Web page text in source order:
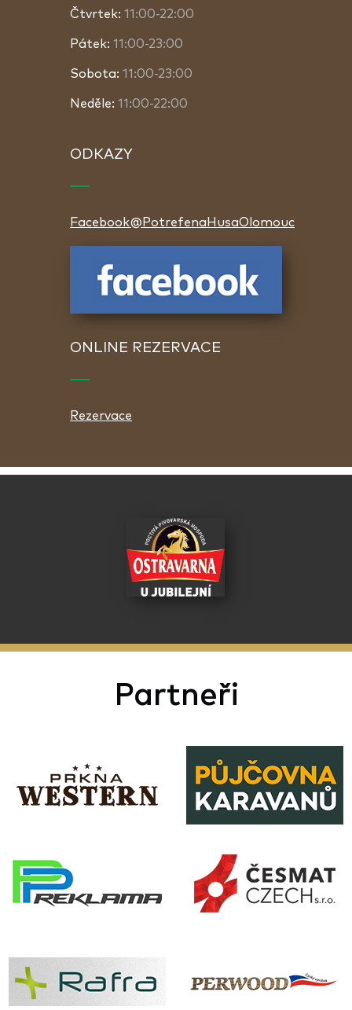
Čtvrtek: 11:00-22:00
Pátek: 11:00-23:00
Sobota: 11:00-23:00
Neděle: 11:00-22:00
ODKAZY
Facebook@PotrefenaHusaOlomouc
ONLINE REZERVACE
Rezervace
Partneři